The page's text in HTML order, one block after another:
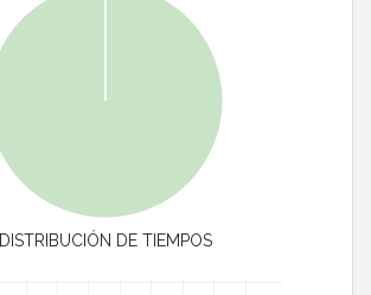
DISTRIBUCIÓN DE TIEMPOS